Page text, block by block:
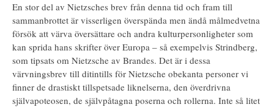
En stor del av Nietzsches brev från denna tid och fram till
sammanbrottet är visserligen överspända men ändå målmedvetna
försök att värva översättare och andra kulturpersonligheter som
kan sprida hans skrifter över Europa – så exempelvis Strindberg,
som tipsats om Nietzsche av Brandes. Det är i dessa
värvningsbrev till ditintills för Nietzsche obekanta personer vi
finner de drastiskt tillspetsade liknelserna, den överdrivna
självapoteosen, de självpåtagna poserna och rollerna. Inte så litet